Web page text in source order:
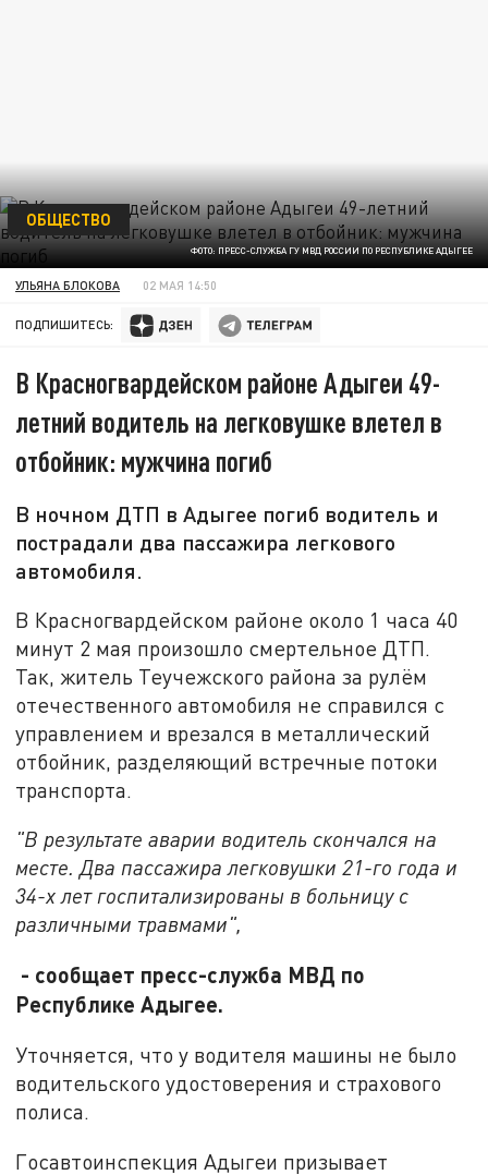
ФОТО: ПРЕСС-СЛУЖБА ГУ МВД РОССИИ ПО РЕСПУБЛИКЕ АДЫГЕЕ
ОБЩЕСТВО
УЛЬЯНА БЛОКОВА 02 МАЯ 14:50
ПОДПИШИТЕСЬ:
В Красногвардейском районе Адыгеи 49-
летний водитель на легковушке влетел в
отбойник: мужчина погиб
В ночном ДТП в Адыгее погиб водитель и
пострадали два пассажира легкового
автомобиля.
В Красногвардейском районе около 1 часа 40
минут 2 мая произошло смертельное ДТП.
Так, житель Теучежского района за рулём
отечественного автомобиля не справился с
управлением и врезался в металлический
отбойник, разделяющий встречные потоки
транспорта.
"В результате аварии водитель скончался на
месте. Два пассажира легковушки 21-го года и
34-х лет госпитализированы в больницу с
различными травмами",
- сообщает пресс-служба МВД по
Республике Адыгее.
Уточняется, что у водителя машины не было
водительского удостоверения и страхового
полиса.
Госавтоинспекция Адыгеи призывает